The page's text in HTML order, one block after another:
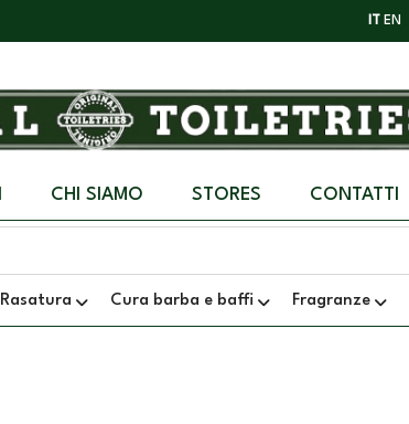
IT EN
CHI SIAMO STORES CONTATTI
Rasatura Cura barba e baffi Fragranze